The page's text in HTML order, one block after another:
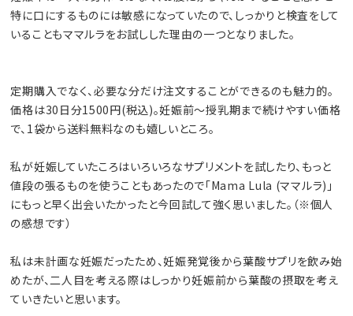
特に口にするものには敏感になっていたので、しっかりと検査をして
いることもママルラをお試しした理由の一つとなりました。
定期購入でなく、必要な分だけ注文することができるのも魅力的。
価格は30日分1500円(税込)。妊娠前～授乳期まで続けやすい価格
で、1袋から送料無料なのも嬉しいところ。
私が妊娠していたころはいろいろなサプリメントを試したり、もっと
値段の張るものを使うこともあったので「Mama Lula (ママルラ)」
にもっと早く出会いたかったと今回試して強く思いました。（※個人
の感想です）
私は未計画な妊娠だったため、妊娠発覚後から葉酸サプリを飲み始
めたが、二人目を考える際はしっかり妊娠前から葉酸の摂取を考え
ていきたいと思います。